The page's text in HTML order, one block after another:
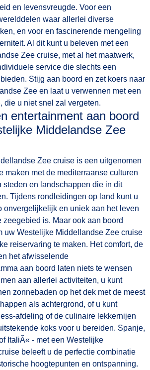
en levensvreugde. Voor een
waar allerlei diverse
en voor en fascinerende mengeling
Al dit kunt u beleven met een
Zee cruise, met al het maatwerk,
service die slechts een
Stijg aan boord en zet koers naar
Zee en laat u verwennen met een
die u niet snel zal vergeten.
entertainment aan boord
Middelandse Zee
Zee cruise is een uitgenomen
maken met de mediterraanse culturen
steden en landschappen die in dit
Tijdens rondleidingen op land kunt u
onvergelijkelijk en uniek aan het leven
zeegebied is. Maar ook aan boord
uw Westelijke Middellandse Zee cruise
reiservaring te maken. Het comfort, de
het afwisselende
aan boord laten niets te wensen
aan allerlei activiteiten, u kunt
zonnebaden op het dek met de meest
als achtergrond, of u kunt
afdeling of de culinaire lekkernijen
koks voor u bereiden. Spanje,
ItaliÃ« - met een Westelijke
beleeft u de perfectie combinatie
hoogtepunten en ontspanning.